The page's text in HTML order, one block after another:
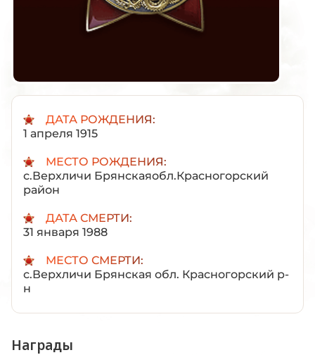
ДАТА РОЖДЕНИЯ:
1 апреля 1915
МЕСТО РОЖДЕНИЯ:
с.Верхличи Брянскаяобл.Красногорский
район
ДАТА СМЕРТИ:
31 января 1988
МЕСТО СМЕРТИ:
с.Верхличи Брянская обл. Красногорский р-
н
Награды